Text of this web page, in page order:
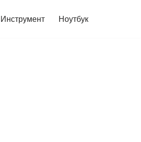
Инструмент Ноутбук